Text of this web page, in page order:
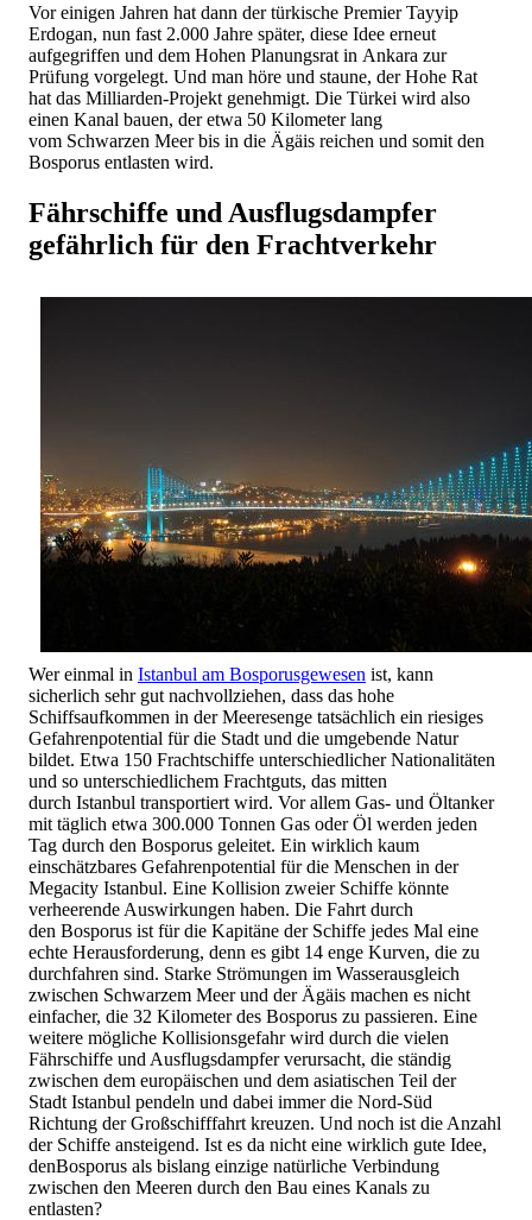
Vor einigen Jahren hat dann der türkische Premier Tayyip
Erdogan, nun fast 2.000 Jahre später, diese Idee erneut
aufgegriffen und dem Hohen Planungsrat in Ankara zur
Prüfung vorgelegt. Und man höre und staune, der Hohe Rat
hat das Milliarden-Projekt genehmigt. Die Türkei wird also
einen Kanal bauen, der etwa 50 Kilometer lang
vom Schwarzen Meer bis in die Ägäis reichen und somit den
Bosporus entlasten wird.
Fährschiffe und Ausflugsdampfer
gefährlich für den Frachtverkehr
Wer einmal in Istanbul am Bosporusgewesen ist, kann
sicherlich sehr gut nachvollziehen, dass das hohe
Schiffsaufkommen in der Meeresenge tatsächlich ein riesiges
Gefahrenpotential für die Stadt und die umgebende Natur
bildet. Etwa 150 Frachtschiffe unterschiedlicher Nationalitäten
und so unterschiedlichem Frachtguts, das mitten
durch Istanbul transportiert wird. Vor allem Gas- und Öltanker
mit täglich etwa 300.000 Tonnen Gas oder Öl werden jeden
Tag durch den Bosporus geleitet. Ein wirklich kaum
einschätzbares Gefahrenpotential für die Menschen in der
Megacity Istanbul. Eine Kollision zweier Schiffe könnte
verheerende Auswirkungen haben. Die Fahrt durch
den Bosporus ist für die Kapitäne der Schiffe jedes Mal eine
echte Herausforderung, denn es gibt 14 enge Kurven, die zu
durchfahren sind. Starke Strömungen im Wasserausgleich
zwischen Schwarzem Meer und der Ägäis machen es nicht
einfacher, die 32 Kilometer des Bosporus zu passieren. Eine
weitere mögliche Kollisionsgefahr wird durch die vielen
Fährschiffe und Ausflugsdampfer verursacht, die ständig
zwischen dem europäischen und dem asiatischen Teil der
Stadt Istanbul pendeln und dabei immer die Nord-Süd
Richtung der Großschifffahrt kreuzen. Und noch ist die Anzahl
der Schiffe ansteigend. Ist es da nicht eine wirklich gute Idee,
denBosporus als bislang einzige natürliche Verbindung
zwischen den Meeren durch den Bau eines Kanals zu
entlasten?